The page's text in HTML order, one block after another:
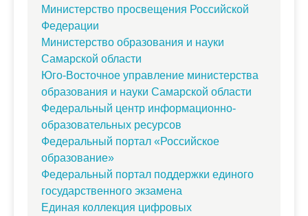
Министерство просвещения Российской
Федерации
Министерство образования и науки
Самарской области
Юго-Восточное управление министерства
образования и науки Самарской области
Федеральный центр информационно-
образовательных ресурсов
Федеральный портал «Российское
образование»
Федеральный портал поддержки единого
государственного экзамена
Единая коллекция цифровых